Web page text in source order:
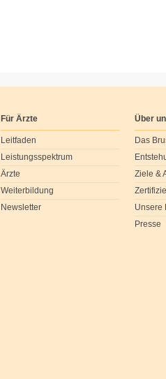
Für Ärzte
Leitfaden
Leistungsspektrum
Ärzte
Weiterbildung
Newsletter
Über
Das
Ziele &
Unsere
Presse